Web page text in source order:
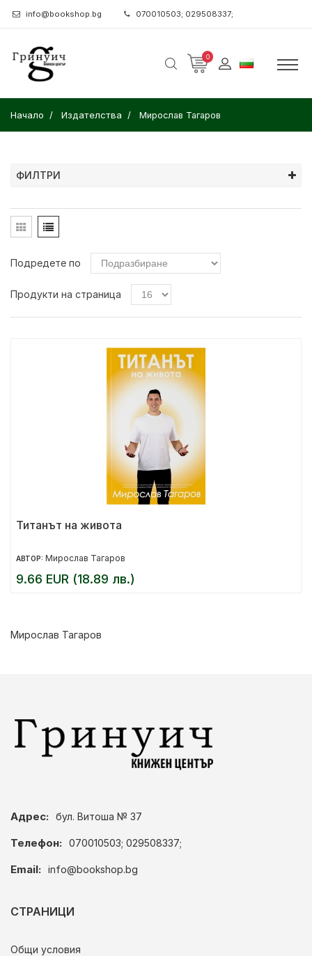
info@bookshop.bg 070010503; 029508337;
0
Начало Издателства Мирослав Тагаров
ФИЛТРИ
Подредете по
Продукти на страница
Титанът на живота
АВТОР: Мирослав Тагаров
9.66 EUR (18.89 лв.)
Мирослав Тагаров
Адрес: бул. Витоша № 37
Телефон: 070010503; 029508337;
Email: info@bookshop.bg
СТРАНИЦИ
Общи условия